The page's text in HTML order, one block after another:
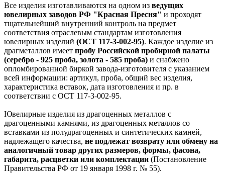
Все изделия изготавливаются на одном из ведущих
ювелирных заводов РФ "Красная Пресня" и проходят
тщательнейший внутренний контроль на предмет
соответствия отраслевым стандартам изготовления
ювелирных изделий (ОСТ 117-3-002-95). Каждое изделие из
драгметаллов имеет пробу Российской пробирной палаты
(серебро - 925 проба, золота - 585 проба) и снабжено
опломбированной биркой завода-изготовителя с указанием
всей информации: артикул, проба, общий вес изделия,
характеристика вставок, дата изготовления и пр. в
соответствии с ОСТ 117-3-002-95.
Ювелирные изделия из драгоценных металлов с
драгоценными камнями, из драгоценных металлов со
вставками из полудрагоценных и синтетических камней,
надлежащего качества, не подлежат возврату или обмену на
аналогичный товар других размеров, формы, фасона,
габарита, расцветки или комплектации (Постановление
Правительства РФ от 19 января 1998 г. № 55).